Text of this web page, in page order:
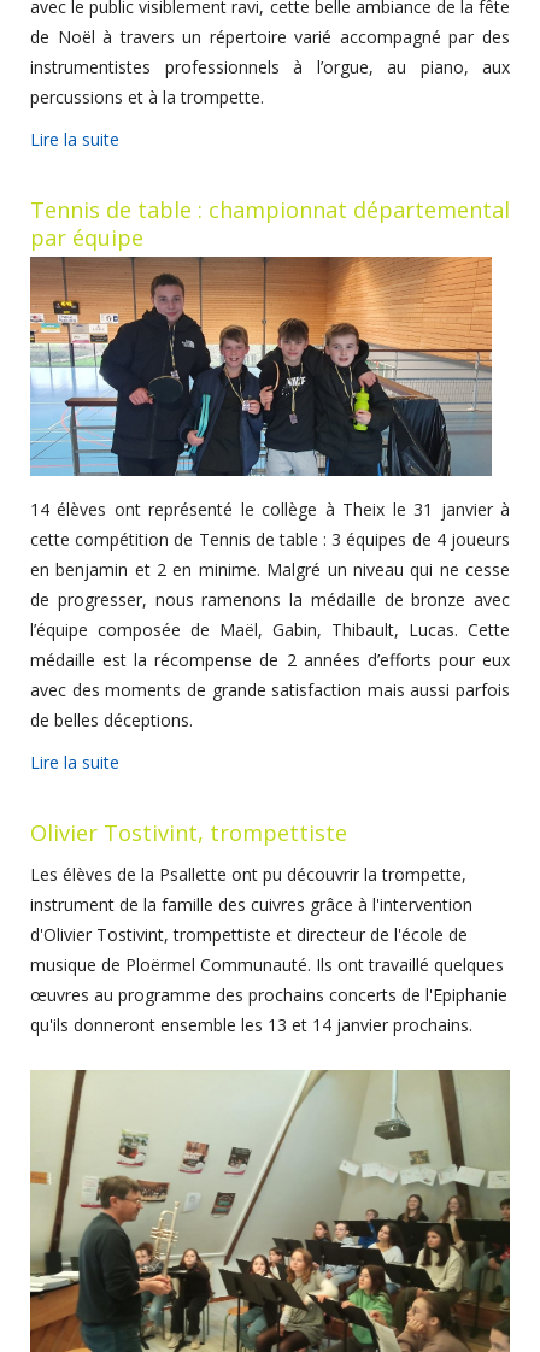
avec le public visiblement ravi, cette belle ambiance de la fête
de Noël à travers un répertoire varié accompagné par des
instrumentistes professionnels à l’orgue, au piano, aux
percussions et à la trompette.
Lire la suite
Tennis de table : championnat départemental
par équipe
14 élèves ont représenté le collège à Theix le 31 janvier à
cette compétition de Tennis de table : 3 équipes de 4 joueurs
en benjamin et 2 en minime. Malgré un niveau qui ne cesse
de progresser, nous ramenons la médaille de bronze avec
l’équipe composée de Maël, Gabin, Thibault, Lucas. Cette
médaille est la récompense de 2 années d’efforts pour eux
avec des moments de grande satisfaction mais aussi parfois
de belles déceptions.
Lire la suite
Olivier Tostivint, trompettiste
Les élèves de la Psallette ont pu découvrir la trompette,
instrument de la famille des cuivres grâce à l'intervention
d'Olivier Tostivint, trompettiste et directeur de l'école de
musique de Ploërmel Communauté. Ils ont travaillé quelques
œuvres au programme des prochains concerts de l'Epiphanie
qu'ils donneront ensemble les 13 et 14 janvier prochains.